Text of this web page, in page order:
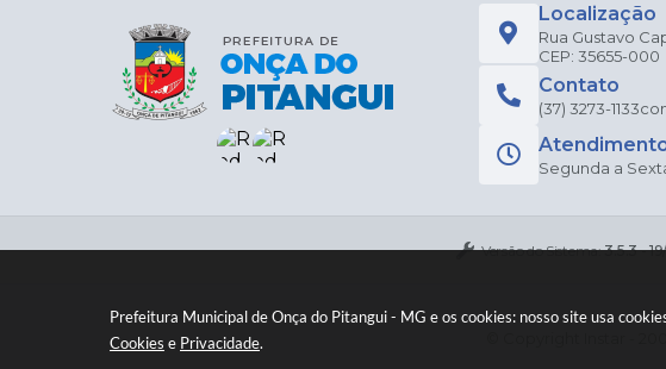
Prefeitura Municipal de Onça do Pitangui - MG e os cookies: nosso site usa
Cookies e Privacidade.
Localização
Rua Gustavo
CEP: 35655-000
Contato
(37) 3273-1133
Segunda a
Versão do Sistema:3.5.3 -